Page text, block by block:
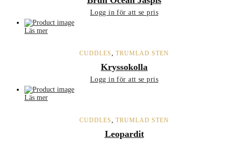
Logg in för att se pris
Läs mer
CUDDLES ,TRUMLAD STEN
Kryssokolla
Logg in för att se pris
Läs mer
CUDDLES ,TRUMLAD STEN
Leopardit